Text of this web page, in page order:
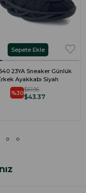
23YA Sneaker Günlük
Ayakkabı Siyah
%30$43.37
$61.96
Sepete Ekle